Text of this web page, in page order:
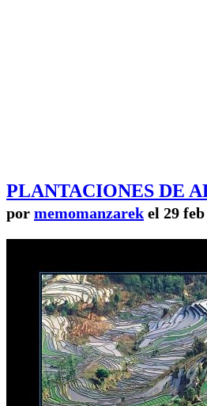
PLANTACIONES DE
por memomanzarek el 29